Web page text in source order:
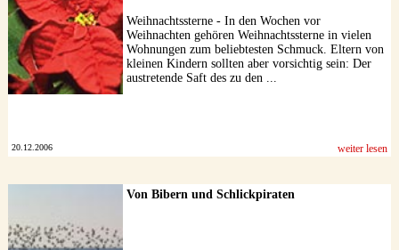
Weihnachtssterne - In den Wochen vor
Weihnachten gehören Weihnachtssterne in vielen
Wohnungen zum beliebtesten Schmuck. Eltern von
kleinen Kindern sollten aber vorsichtig sein: Der
austretende Saft des zu den ...
20.12.2006 weiter lesen
Von Bibern und Schlickpiraten